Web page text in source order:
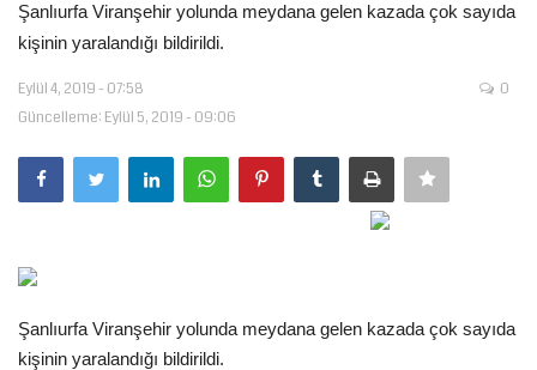
Köşe Yazıları
Magazin
Şanlıurfa
Spor
Gündem
Şanlıurfa Viranşehir yolunda meydana gelen kazada çok sayıda
kişinin yaralandığı bildirildi.
Eylül 4, 2019 - 07:58
Güncelleme: Eylül 5, 2019 - 09:06
0
Şanlıurfa Viranşehir yolunda meydana gelen kazada çok sayıda
kişinin yaralandığı bildirildi.